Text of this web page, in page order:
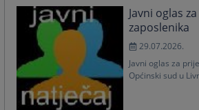
Javni oglas
zaposlenika
29.07.2026.
Javni oglas za
Općinski sud u